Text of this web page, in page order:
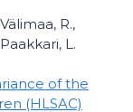
R.,
L.
of the
(HLSAC)